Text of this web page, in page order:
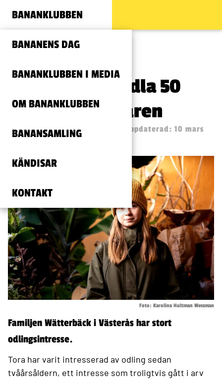
BANANKLUBBEN
BANANENS DAG
BANANKLUBBEN I MEDIA
OM BANANKLUBBEN
BANANSAMLING
KÄNDISAR
KONTAKT
Tora 11 år vill odla 50
bananer i källaren
Publicerad: 3 december, 2022
(Uppdaterad: 10 mars
Foto: Karolina Hultman Wessman
Familjen Wätterbäck i Västerås har stort
odlingsintresse.
Tora har varit intresserad av odling sedan
tvåårsåldern, ett intresse som troligtvis gått i arv